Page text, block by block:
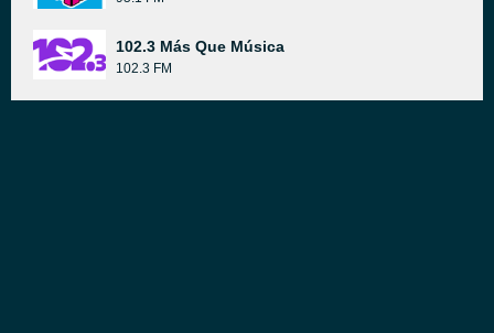
102.3 Más Que Música
102.3 FM